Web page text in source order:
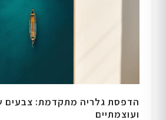
הדפסת גלריה מתקדמת: צבעים
ועוצמתיים